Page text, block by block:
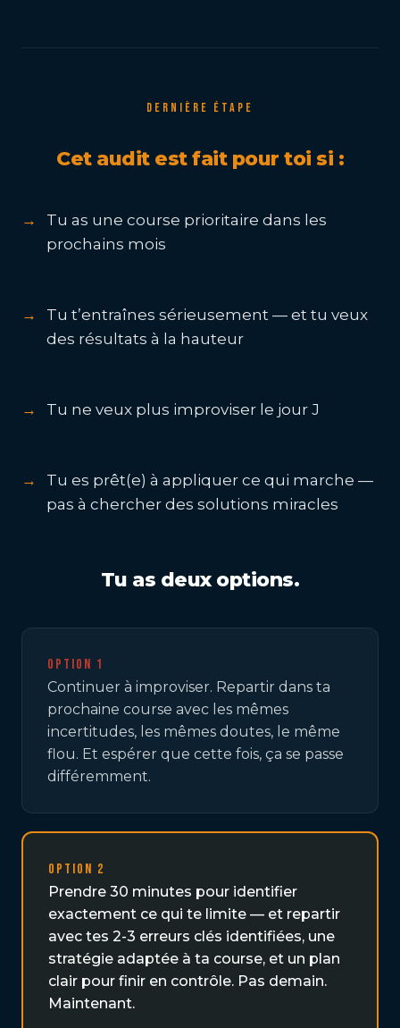
DERNIÈRE ÉTAPE
Cet audit est fait pour toi si :
Tu as une course prioritaire dans les
prochains mois
Tu t’entraînes sérieusement — et tu veux
des résultats à la hauteur
Tu ne veux plus improviser le jour J
Tu es prêt(e) à appliquer ce qui marche —
pas à chercher des solutions miracles
Tu as deux options.
Option 1
Continuer à improviser. Repartir dans ta
prochaine course avec les mêmes
incertitudes, les mêmes doutes, le même
flou. Et espérer que cette fois, ça se passe
différemment.
Option 2
Prendre 30 minutes pour identifier
exactement ce qui te limite — et repartir
avec tes 2-3 erreurs clés identifiées, une
stratégie adaptée à ta course, et un plan
clair pour finir en contrôle. Pas demain.
Maintenant.